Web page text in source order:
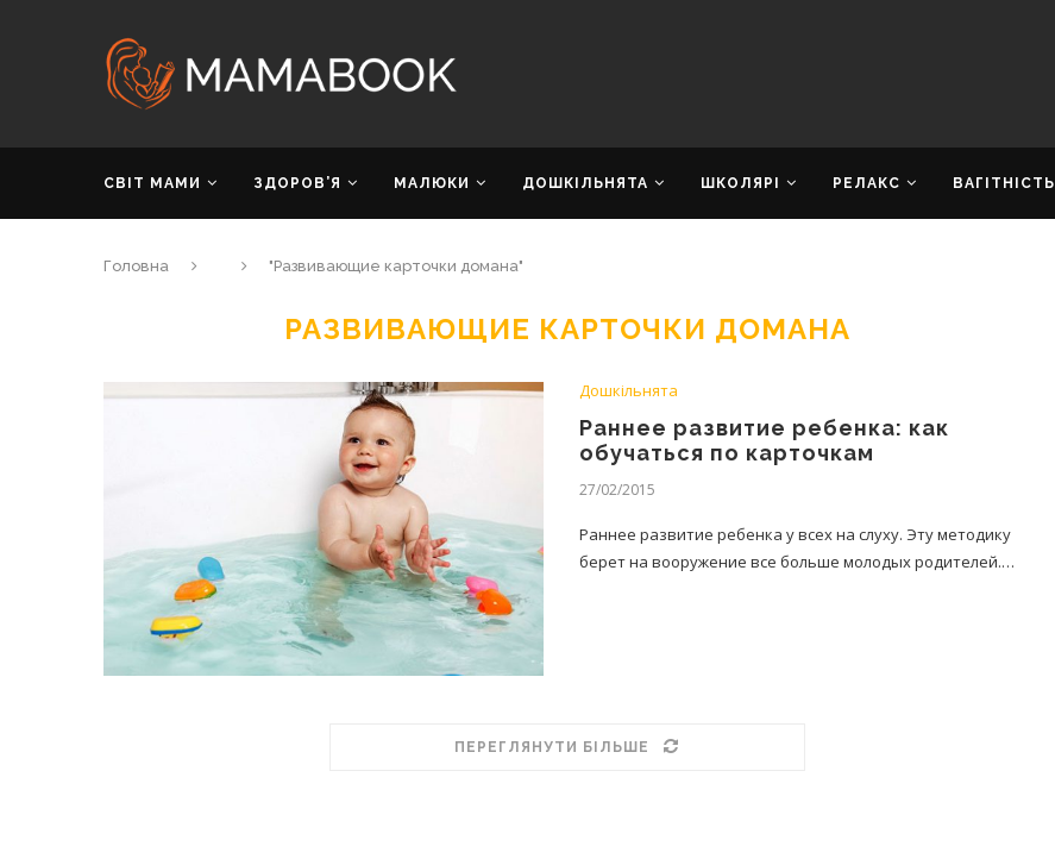
СВІТ МАМИ ЗДОРОВ’Я МАЛЮКИ ДОШКІЛЬНЯТА ШКОЛЯРІ РЕЛАКС ВАГІТНІСТЬ
Головна "Развивающие карточки домана"
РАЗВИВАЮЩИЕ КАРТОЧКИ ДОМАНА
Дошкільнята
Раннее развитие ребенка: как
обучаться по карточкам
27/02/2015
Раннее развитие ребенка у всех на слуху. Эту методику
берет на вооружение все больше молодых родителей.…
ПЕРЕГЛЯНУТИ БІЛЬШЕ